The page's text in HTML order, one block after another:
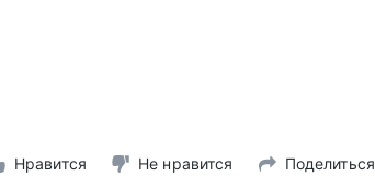
Нравится Не нравится Поделиться